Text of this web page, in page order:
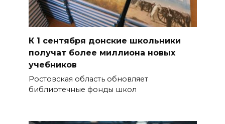
К 1 сентября донские школьники
получат более миллиона новых
учебников
Ростовская область обновляет
библиотечные фонды школ